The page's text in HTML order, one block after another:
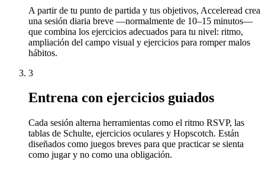
A partir de tu punto de partida y tus objetivos, Acceleread crea
una sesión diaria breve —normalmente de 10–15 minutos—
que combina los ejercicios adecuados para tu nivel: ritmo,
ampliación del campo visual y ejercicios para romper malos
hábitos.
3
Entrena con ejercicios guiados
Cada sesión alterna herramientas como el ritmo RSVP, las
tablas de Schulte, ejercicios oculares y Hopscotch. Están
diseñados como juegos breves para que practicar se sienta
como jugar y no como una obligación.